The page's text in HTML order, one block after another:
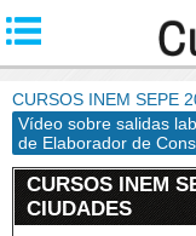
CURSOS INEM SEPE
Vídeo sobre salidas
de Elaborador de
CURSOS INEM
CIUDADES